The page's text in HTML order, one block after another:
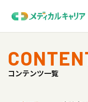
コンテンツ一覧